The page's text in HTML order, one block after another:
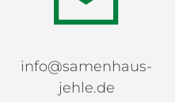
info@samenhaus-
jehle.de